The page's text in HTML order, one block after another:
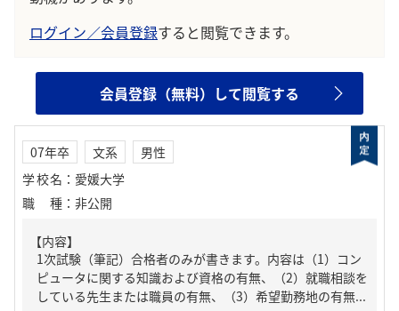
ログイン／会員登録すると閲覧できます。
会員登録（無料）して閲覧する
07年卒 文系
男性
学校名 ： 愛媛大学
職種 ： 非公開
【内容】
1次試験（筆記）合格者のみが書きます。内容は（1）コン
ピュータに関する知識および資格の有無、（2）就職相談を
している先生または職員の有無、（3）希望勤務地の有無...